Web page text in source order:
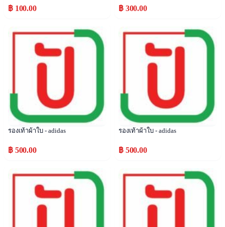
฿ 100.00 ฿ 300.00
Popular
รองเท้าผ้าใบ - adidas
฿ 500.00
Popular
รองเท้าผ้าใบ - adidas
฿ 500.00
Popular Popular